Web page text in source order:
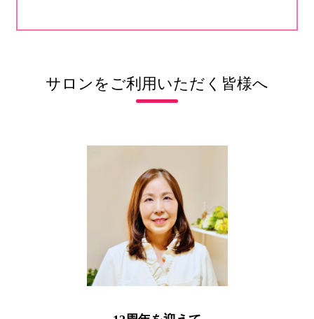
サロンをご利用いただく皆様へ